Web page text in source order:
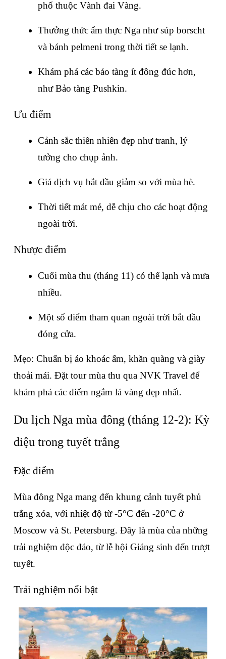
phố thuộc Vành đai Vàng.
Thưởng thức ẩm thực Nga như súp borscht
và bánh pelmeni trong thời tiết se lạnh.
Khám phá các bảo tàng ít đông đúc hơn,
như Bảo tàng Pushkin.
Ưu điểm
Cảnh sắc thiên nhiên đẹp như tranh, lý
tưởng cho chụp ảnh.
Giá dịch vụ bắt đầu giảm so với mùa hè.
Thời tiết mát mẻ, dễ chịu cho các hoạt động
ngoài trời.
Nhược điểm
Cuối mùa thu (tháng 11) có thể lạnh và mưa
nhiều.
Một số điểm tham quan ngoài trời bắt đầu
đóng cửa.
Mẹo: Chuẩn bị áo khoác ấm, khăn quàng và giày
thoải mái. Đặt tour mùa thu qua NVK Travel để
khám phá các điểm ngắm lá vàng đẹp nhất.
Du lịch Nga mùa đông (tháng 12-2): Kỳ
diệu trong tuyết trắng
Đặc điểm
Mùa đông Nga mang đến khung cảnh tuyết phủ
trắng xóa, với nhiệt độ từ -5°C đến -20°C ở
Moscow và St. Petersburg. Đây là mùa của những
trải nghiệm độc đáo, từ lễ hội Giáng sinh đến trượt
tuyết.
Trải nghiệm nổi bật